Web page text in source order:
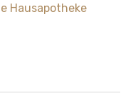
Hausapotheke